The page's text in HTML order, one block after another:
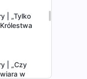
| „Tylko
| „Czy
w